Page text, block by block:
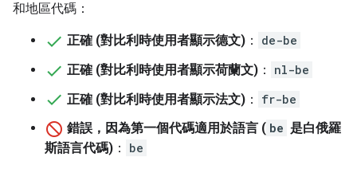
和地區代碼：
正確 (對比利時使用者顯示德文) ：
de-be
正確 (對比利時使用者顯示荷蘭文) ：
nl-be
正確 (對比利時使用者顯示法文) ：
fr-be
錯誤，因為第一個代碼適用於語言 ( be 是白俄羅
斯語言代碼) ： be